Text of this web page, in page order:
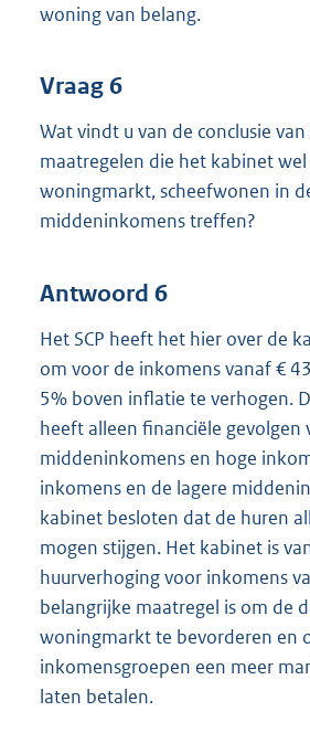
woning van belang.
Vraag 6
Wat vindt u van de conclusie van
maatregelen die het kabinet
woningmarkt, scheefwonen in
middeninkomens treffen?
Antwoord 6
Het SCP heeft het hier over de
om voor de inkomens vanaf €
5% boven inflatie te verhogen.
heeft alleen financiële gevolgen
middeninkomens en hoge
inkomens en de lagere
kabinet besloten dat de huren
mogen stijgen. Het kabinet is
huurverhoging voor inkomens
belangrijke maatregel is om de
woningmarkt te bevorderen en
inkomensgroepen een meer
laten betalen.